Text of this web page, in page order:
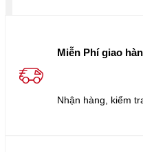
Miễn Phí giao
Nhận hàng, kiểm